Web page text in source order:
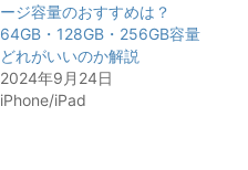
ージ容量のおすすめは？
64GB・128GB・256GB容量
どれがいいのか解説
2024年9月24日
iPhone/iPad